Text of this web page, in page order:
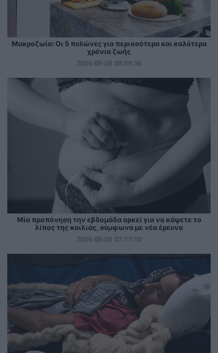
Mακροζωία: Οι 5 πυλώνες για περισσότερα και καλύτερα
χρόνια ζωής
2026-08-06 08:59:36
Μία προπόνηση την εβδομάδα αρκεί για να κάψετε το
λίπος της κοιλιάς, σύμφωνα με νέα έρευνα
2026-08-06 07:17:10